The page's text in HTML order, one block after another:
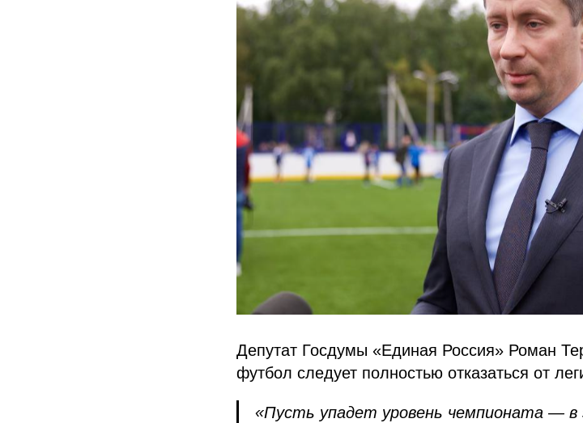
Депутат Госдумы «Единая Россия» Роман
футбол следует полностью отказаться от
«Пусть упадет уровень чемпионата —